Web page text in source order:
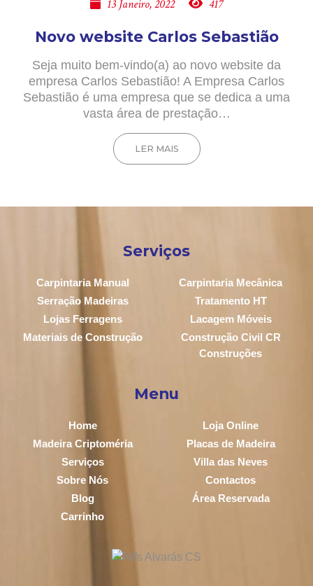
13 Janeiro, 2022 417
Novo website Carlos Sebastião
Seja muito bem-vindo(a) ao novo website da
empresa Carlos Sebastião! A Empresa Carlos
Sebastião é uma empresa que se dedica a uma
vasta área de prestação…
LER MAIS
Serviços
Carpintaria Manual
Carpintaria Mecânica
Serração Madeiras
Tratamento HT
Lojas Ferragens
Lacagem Móveis
Materiais de Construção
Construção Civil CR
Construções
Menu
Home
Loja Online
Madeira Criptoméria
Placas de Madeira
Serviços
Villa das Neves
Sobre Nós
Contactos
Blog
Área Reservada
Carrinho